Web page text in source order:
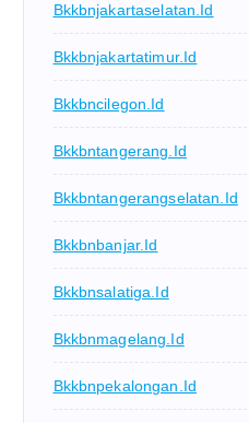
Bkkbnjakartaselatan.id
Bkkbnjakartatimur.id
Bkkbncilegon.id
Bkkbntangerang.id
Bkkbntangerangselatan.id
Bkkbnbanjar.id
Bkkbnsalatiga.id
Bkkbnmagelang.id
Bkkbnpekalongan.id